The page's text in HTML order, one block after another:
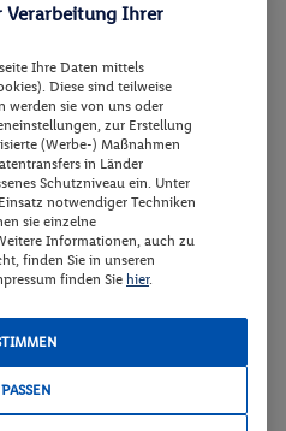
Flugdetails anzeigen
737.
Verarbeitung Ihrer
Ihre Daten mittels
Diese sind teilweise
werden sie von uns oder
zur Erstellung
(Werbe-) Maßnahmen
in Länder
Schutzniveau ein. Unter
notwendiger Techniken
sie einzelne
Informationen, auch zu
finden Sie in unseren
finden Sie hier.